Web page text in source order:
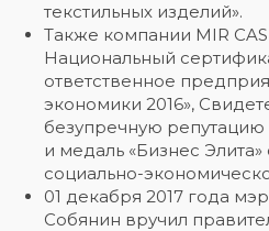
текстильных изделий».
Также компании MIR
Национальный
ответственное
экономики 2016»,
безупречную
и медаль «Бизнес
социально-
01 декабря 2017 года
Собянин вручил